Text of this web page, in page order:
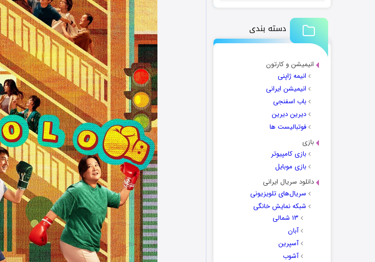
دسته بندی
انیمیشن و کارتون
انیمه ژاپنی
انیمیشن ایرانی
باب اسفنجی
دیرین دیرین
فوتبالیست ها
بازی
بازی کامپیوتر
بازی موبایل
دانلود سریال ایرانی
سریال‌های تلویزیونی
شبکه نمایش خانگی
۱۳ شمالی
آبان
آسپرین
آشوب